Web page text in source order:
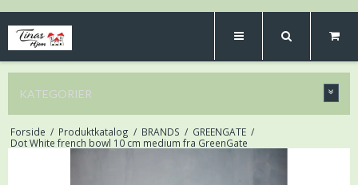
KATEGORIER
Forside / Produktkatalog / BRANDS / GREENGATE /
Dot White french bowl 10 cm medium fra GreenGate